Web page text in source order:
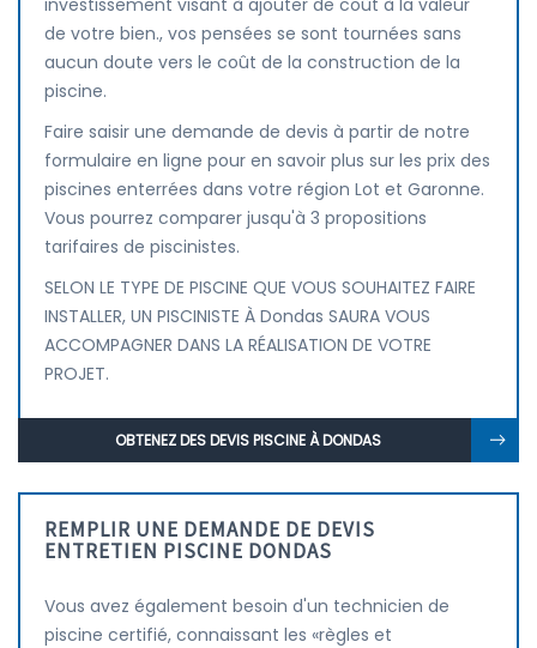
investissement visant à ajouter de coût à la valeur
de votre bien., vos pensées se sont tournées sans
aucun doute vers le coût de la construction de la
piscine.
Faire saisir une demande de devis à partir de notre
formulaire en ligne pour en savoir plus sur les prix des
piscines enterrées dans votre région Lot et Garonne.
Vous pourrez comparer jusqu'à 3 propositions
tarifaires de piscinistes.
SELON LE TYPE DE PISCINE QUE VOUS SOUHAITEZ FAIRE
INSTALLER, UN PISCINISTE À Dondas SAURA VOUS
ACCOMPAGNER DANS LA RÉALISATION DE VOTRE
PROJET.
OBTENEZ DES DEVIS PISCINE À DONDAS
REMPLIR UNE DEMANDE DE DEVIS
ENTRETIEN PISCINE DONDAS
Vous avez également besoin d'un technicien de
piscine certifié, connaissant les «règles et